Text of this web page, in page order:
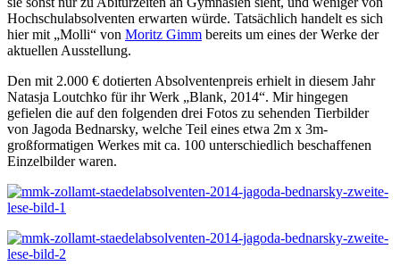
Hochschulabsolventen erwarten würde. Tatsächlich handelt es sich
hier mit „Molli“ von Moritz Gimm bereits um eines der Werke der
aktuellen Ausstellung.
Den mit 2.000 € dotierten Absolventenpreis erhielt in diesem Jahr
Natasja Loutchko für ihr Werk „Blank, 2014“. Mir hingegen
gefielen die auf den folgenden drei Fotos zu sehenden Tierbilder
von Jagoda Bednarsky, welche Teil eines etwa 2m x 3m-
großformatigen Werkes mit ca. 100 unterschiedlich beschaffenen
Einzelbilder waren.